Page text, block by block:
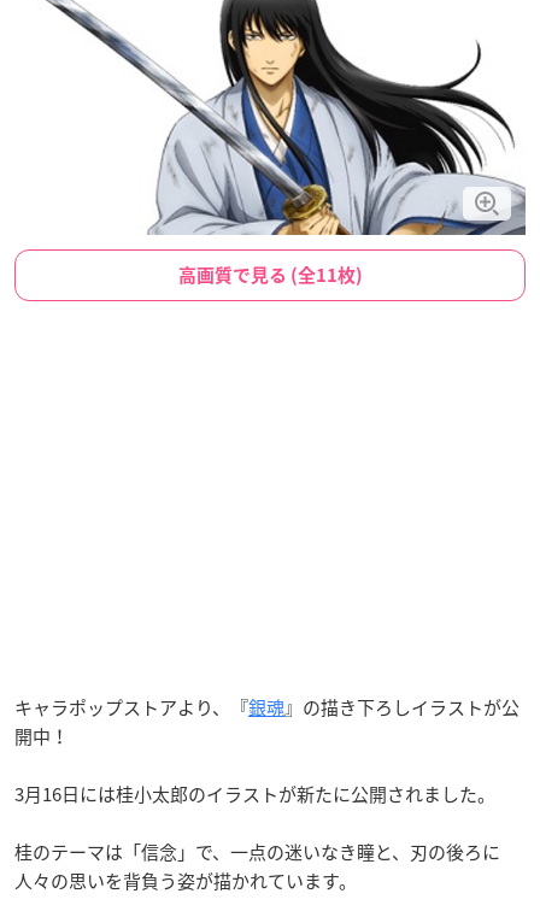
高画質で見る (全11枚)
キャラポップストアより、『銀魂』の描き下ろしイラストが公
開中！
3月16日には桂小太郎のイラストが新たに公開されました。
桂のテーマは「信念」で、一点の迷いなき瞳と、刃の後ろに
人々の思いを背負う姿が描かれています。